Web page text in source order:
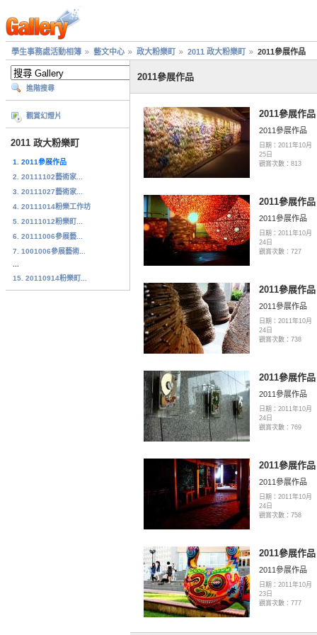
學生事務處活動相簿 藝文中心 政大粉樂町 2011 政大粉樂町 2011參展作品
進階搜尋
觀賞幻燈片
2011 政大粉樂町
1. 2011參展作品
2. 20111102藝術家...
3. 20111027藝術家...
4. 20111014粉樂工作坊
5. 20111012粉樂町...
6. 20111006參展藝...
7. 1001006參展藝術...
15. 20110914粉樂町...
2011參展作品
2011參展作品
2011參展作品
日期：2011年10月
25日
觀賞次數：813
2011參展作品
2011參展作品
日期：2011年10月
24日
觀賞次數：727
2011參展作品
2011參展作品
日期：2011年10月
24日
觀賞次數：738
2011參展作品
2011參展作品
日期：2011年10月
24日
觀賞次數：769
2011參展作品
2011參展作品
日期：2011年10月
24日
觀賞次數：758
2011參展作品
2011參展作品
日期：2011年10月
23日
觀賞次數：777